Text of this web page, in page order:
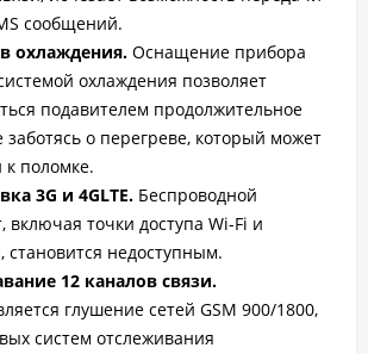
сообщений.
охлаждения. Оснащение прибора
охлаждения позволяет
подавителем продолжительное
заботясь о перегреве, который может
к поломке.
3G и 4GLTE. Беспроводной
включая точки доступа Wi-Fi и
становится недоступным.
12 каналов связи.
глушение сетей GSM 900/1800,
систем отслеживания